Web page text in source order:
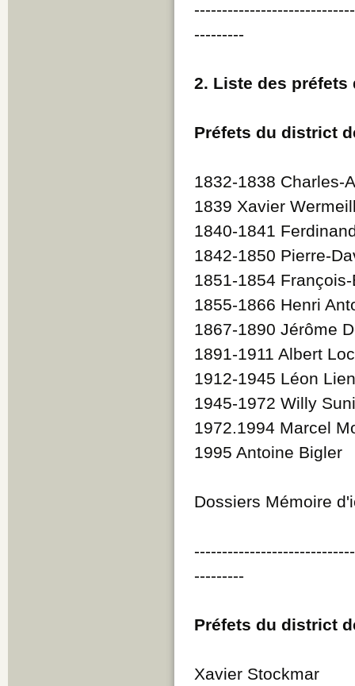
---------
2. Liste des préfets
Préfets du district
1832-1838 Charles-
1839 Xavier
1840-1841
1842-1850 Pierre-
1851-1854
1855-1866 Henri
1867-1890 Jérôme
1891-1911 Albert
1912-1945 Léon
1945-1972 Willy
1972.1994 Marcel
1995 Antoine Bigler
Dossiers Mémoire
---------
Préfets du district
Xavier Stockmar